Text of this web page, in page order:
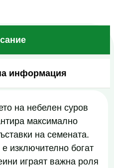
информация
на небелен суров
максимално
на семената.
изключително богат
играят важна роля